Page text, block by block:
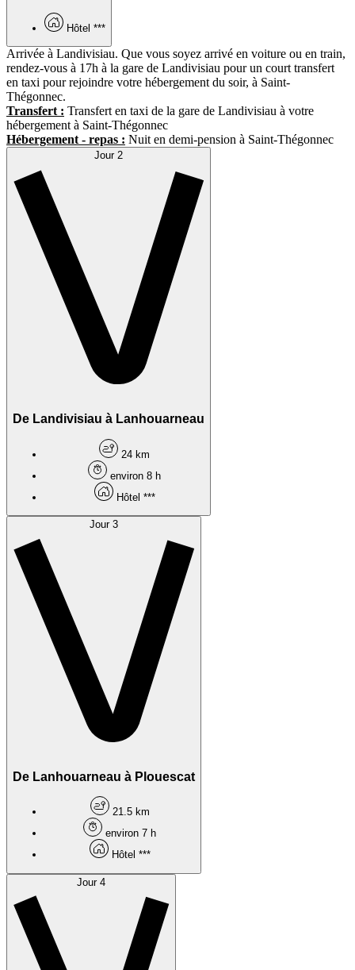
Hôtel ***
Arrivée à Landivisiau. Que vous soyez arrivé en voiture ou en train,
rendez-vous à 17h à la gare de Landivisiau pour un court transfert
en taxi pour rejoindre votre hébergement du soir, à Saint-
Thégonnec.
Transfert : Transfert en taxi de la gare de Landivisiau à votre
hébergement à Saint-Thégonnec
Hébergement - repas : Nuit en demi-pension à Saint-Thégonnec
Jour 2
De Landivisiau à Lanhouarneau
24 km
environ 8 h
Hôtel ***
Jour 3
De Lanhouarneau à Plouescat
21.5 km
environ 7 h
Hôtel ***
Jour 4